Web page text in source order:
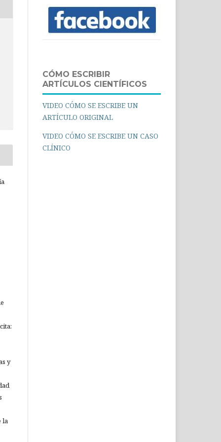
y
la
CÓMO ESCRIBIR
ARTÍCULOS CIENTÍFICOS
VIDEO CÓMO SE ESCRIBE UN
ARTÍCULO ORIGINAL
VIDEO CÓMO SE ESCRIBE UN CASO
CLÍNICO